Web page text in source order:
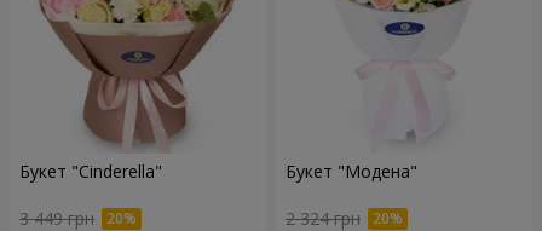
Букет "Cinderella"
3 449 грн
Букет "Модена"
2 324 грн